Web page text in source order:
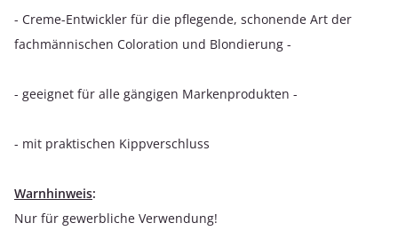
- Creme-Entwickler für die pflegende, schonende Art der
fachmännischen Coloration und Blondierung -
- geeignet für alle gängigen Markenprodukten -
- mit praktischen Kippverschluss
Warnhinweis:
Nur für gewerbliche Verwendung!